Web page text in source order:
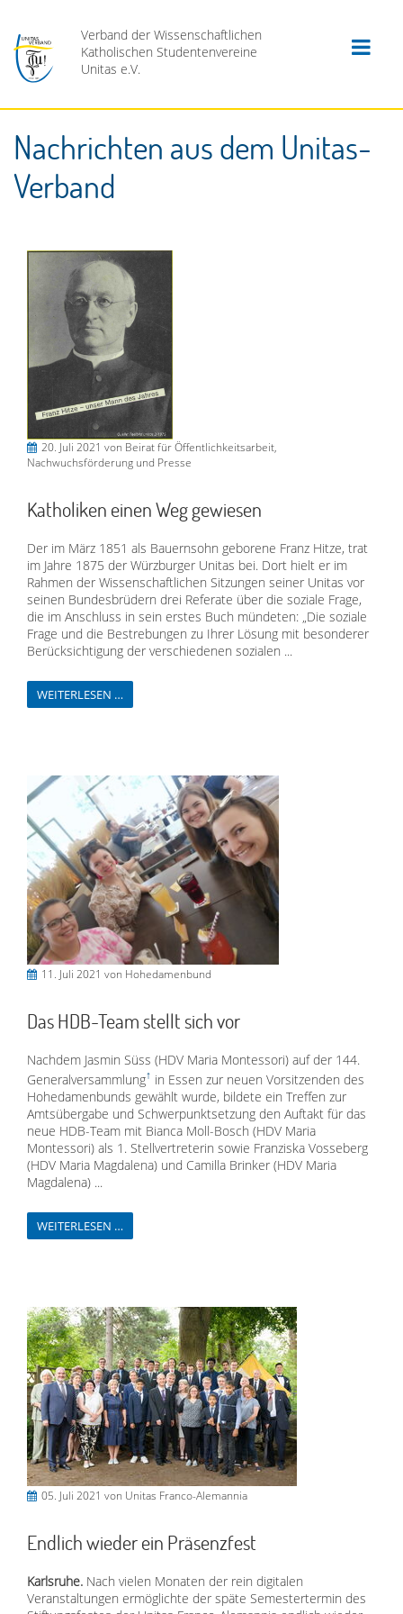
Verband der Wissenschaftlichen
Katholischen Studentenvereine
Unitas e.V.
Nachrichten aus dem Unitas-
Verband
20. Juli 2021 von Beirat für Öffentlichkeitsarbeit,
Nachwuchsförderung und Presse
Katholiken einen Weg gewiesen
Der im März 1851 als Bauernsohn geborene Franz Hitze, trat
im Jahre 1875 der Würzburger Unitas bei. Dort hielt er im
Rahmen der Wissenschaftlichen Sitzungen seiner Unitas vor
seinen Bundesbrüdern drei Referate über die soziale Frage,
die im Anschluss in sein erstes Buch mündeten: „Die soziale
Frage und die Bestrebungen zu Ihrer Lösung mit besonderer
Berücksichtigung der verschiedenen sozialen ...
WEITERLESEN …
11. Juli 2021 von Hohedamenbund
Das HDB-Team stellt sich vor
Nachdem Jasmin Süss (HDV Maria Montessori) auf der 144.
Generalversammlung in Essen zur neuen Vorsitzenden des
Hohedamenbunds gewählt wurde, bildete ein Treffen zur
Amtsübergabe und Schwerpunktsetzung den Auftakt für das
neue HDB-Team mit Bianca Moll-Bosch (HDV Maria
Montessori) als 1. Stellvertreterin sowie Franziska Vosseberg
(HDV Maria Magdalena) und Camilla Brinker (HDV Maria
Magdalena) ...
WEITERLESEN …
05. Juli 2021 von Unitas Franco-Alemannia
Endlich wieder ein Präsenzfest
Karlsruhe. Nach vielen Monaten der rein digitalen
Veranstaltungen ermöglichte der späte Semestertermin des